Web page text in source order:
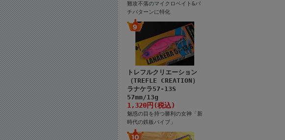
難攻不落のマイクロベイト&バ
チパターンに特化
トレフルクリエーション
（TREFLE CREATION）
ラナケラ57-13S
57mm/13g
1,320円(税込)
魅惑の目を持つ勝利の女神「新
時代の鉄板バイブ」